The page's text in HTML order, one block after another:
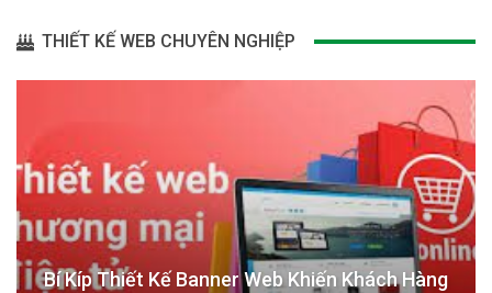
THIẾT KẾ WEB CHUYÊN NGHIỆP
Bí Kíp Thiết Kế Banner Web Khiến Khách Hàng